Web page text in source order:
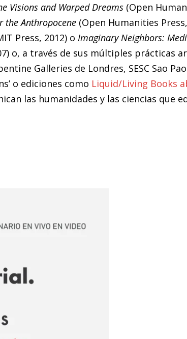
Visions and Warped Dreams (Open
the Anthropocene (Open Humanities
Press, 2012) o Imaginary Neighbors:
o, a través de sus múltiples prácticas
Galleries de Londres, SESC Sao
o ediciones como Liquid/Living Books
las humanidades y las ciencias que